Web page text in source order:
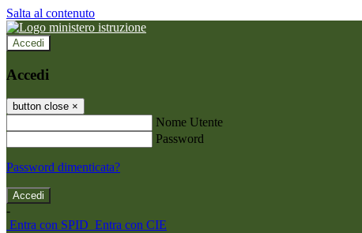
Salta al contenuto
Accedi
Accedi
button close ×
Nome Utente
Password
Password dimenticata?
-
Entra con SPID Entra con CIE